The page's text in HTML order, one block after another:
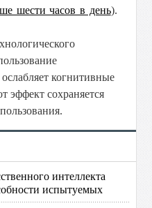
шести часов в день).
когнитивные
эффект сохраняется
интеллекта
испытуемых